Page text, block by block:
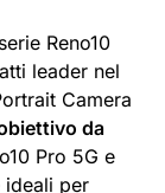
Reno10
leader nel
Camera
da
Pro 5G e
ideali per